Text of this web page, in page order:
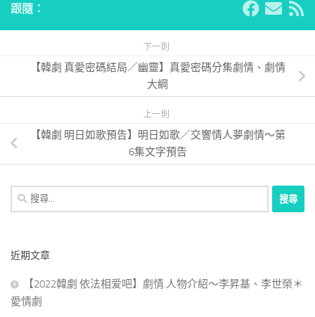
跟隨：
下一則
【韓劇 真愛密碼結局／幽靈】真愛密碼分集劇情、劇情
大綱
上一則
【韓劇 明日如歌預告】明日如歌／交響情人夢劇情～第
6集文字預告
搜
尋
字:
近期文章
【2022韓劇 依法相爱吧】劇情.人物介紹～李昇基、李世榮＊
愛情劇